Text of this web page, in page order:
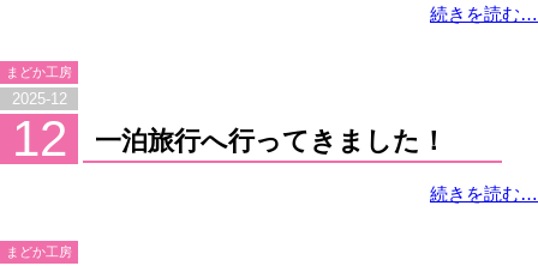
続きを読む…
まどか工房
2025-12
12 一泊旅行へ行ってきました！
続きを読む…
まどか工房